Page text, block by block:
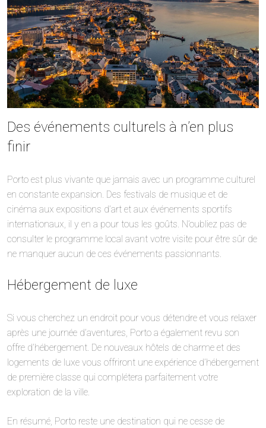
Des événements culturels à n’en plus
finir
Porto est plus vivante que jamais avec un programme culturel
en constante expansion. Des festivals de musique et de
cinéma aux expositions d’art et aux événements sportifs
internationaux, il y en a pour tous les goûts. N’oubliez pas de
consulter le programme local avant votre visite pour être sûr de
ne manquer aucun de ces événements passionnants.
Hébergement de luxe
Si vous cherchez un endroit pour vous détendre et vous relaxer
après une journée d’aventures, Porto a également revu son
offre d’hébergement. De nouveaux hôtels de charme et des
logements de luxe vous offriront une expérience d’hébergement
de première classe qui complétera parfaitement votre
exploration de la ville.
En résumé, Porto reste une destination qui ne cesse de